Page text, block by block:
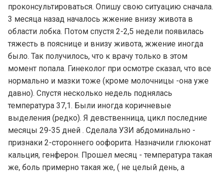
проконсультироваться. Опишу свою ситуацию сначала.
3 месяца назад началось жжение внизу живота в
области лобка. Потом спустя 2-2,5 недели появилась
тяжесть в пояснице и внизу живота, жжение иногда
было. Так получилось, что к врачу только в этом
момент попала. Гинеколог при осмотре сказал, что все
нормально и мазки тоже (кроме молочницы -она уже
давно). Спустя несколько недель поднялась
температура 37,1. Были иногда коричневые
выделения (редко). Я девственница, цикл последние
месяцы 29-35 дней . Сделала УЗИ абдоминально -
признаки 2-стороннего оофорита. Назначили глюконат
кальция, генферон. Прошел месяц - температура такая
же, боль примерно такая же, ( не целый день, а